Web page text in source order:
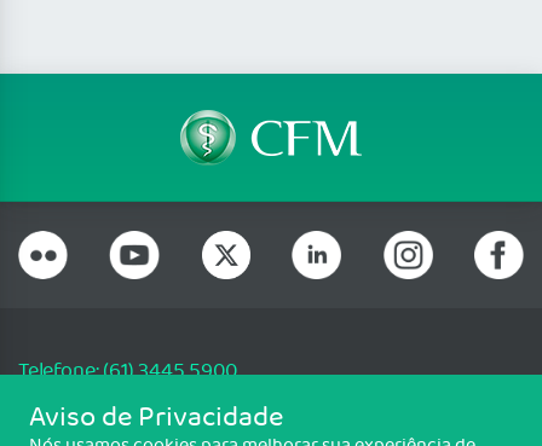
Telefone: (61) 3445 5900
Email: cfm@portalmedico.org.br
SGAS 616, Conjunto D, Lote 115, L2 Sul, Brasília/DF - CEP: 70200-760 -
Aviso de Privacidade